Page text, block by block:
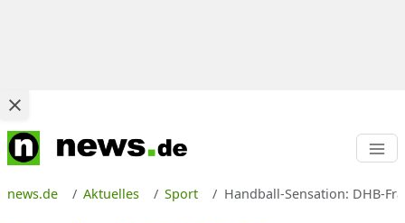
news.de Aktuelles Sport Handball-Sensation: DHB-